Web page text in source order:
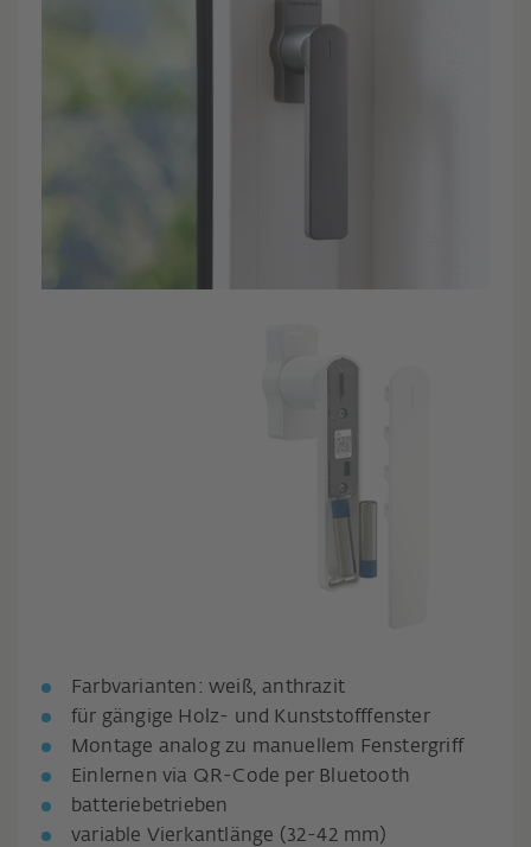
Farbvarianten: weiß, anthrazit
für gängige Holz- und Kunststofffenster
Montage analog zu manuellem Fenstergriff
Einlernen via QR-Code per Bluetooth
batteriebetrieben
variable Vierkantlänge (32-42 mm)